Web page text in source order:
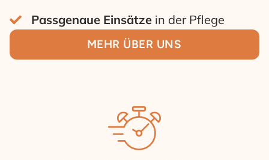
Passgenaue Einsätze in der Pflege
MEHR ÜBER UNS